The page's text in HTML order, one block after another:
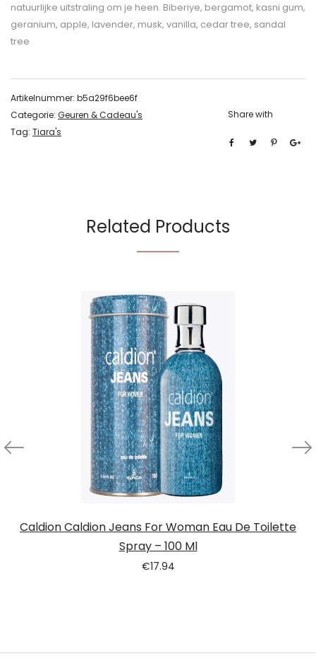
natuurlijke uitstraling om je heen. Biberiye, bergamot, kasni gum,
geranium, apple, lavender, musk, vanilla, cedar tree, sandal
tree
Artikelnummer: b5a29f6bee6f
Categorie: Geuren & Cadeau's
Tag: Tiara's
Share with
Related Products
Caldion Caldion Jeans For Woman Eau De Toilette
Spray – 100 Ml
€17.94